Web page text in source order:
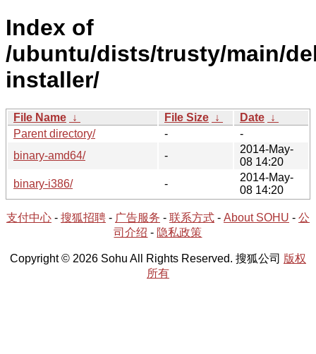
Index of
/ubuntu/dists/trusty/main/
installer/
File Name ↓ File Size ↓ Date ↓
Parent directory/
-
-
binary-amd64/
-
2014-May-
08 14:20
binary-i386/
-
2014-May-
08 14:20
支付中心 - 搜狐招聘 - 广告服务 - 联系方式 - About SOHU - 公
司介绍 - 隐私政策
Copyright © 2026 Sohu All Rights Reserved. 搜狐公司 版权
所有